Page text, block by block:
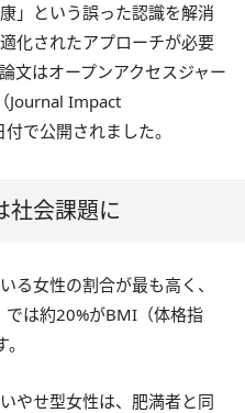
」という誤った認識を解消
化されたアプローチが必要
文はオープンアクセスジャー
Journal Impact
で公開されました。
社会課題に
る女性の割合が最も高く、
は約20%がBMI（体格指
やせ型女性は、肥満者と同